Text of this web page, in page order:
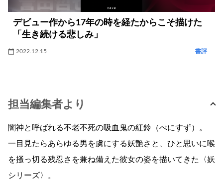
デビュー作から17年の時を経たからこそ描けた
「生き続ける悲しみ」
2022.12.15 書評
担当編集者より
闇神と呼ばれる不老不死の吸血鬼の紅鈴（べにすず）。
一目見たらあらゆる男を虜にする妖艶さと、ひと思いに喉
を掻っ切る残忍さを兼ね備えた彼女の姿を描いてきた〈妖
シリーズ〉。